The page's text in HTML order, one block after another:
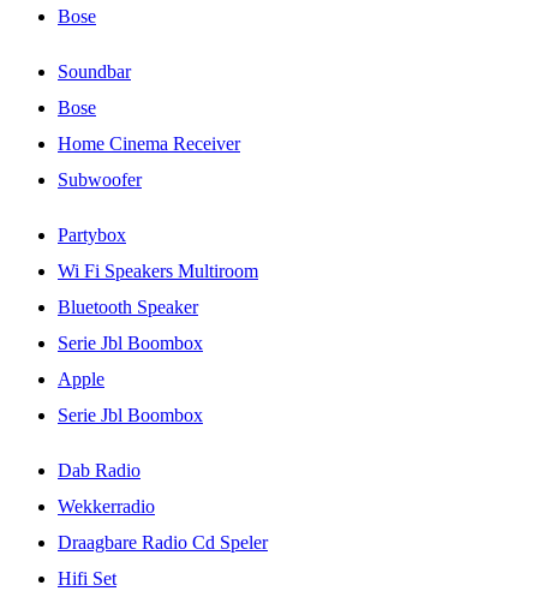
Bose
Soundbar
Bose
Home Cinema Receiver
Subwoofer
Partybox
Wi Fi Speakers Multiroom
Bluetooth Speaker
Serie Jbl Boombox
Apple
Serie Jbl Boombox
Dab Radio
Wekkerradio
Draagbare Radio Cd Speler
Hifi Set